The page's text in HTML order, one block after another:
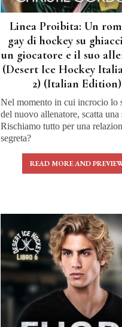
Linea Proibita: Un
gay di hockey su
un giocatore e il suo
(Desert Ice Hockey
2) (Italian Edition)
Nel momento in cui incrocio lo
del nuovo allenatore, scatta una
Rischiamo tutto per una
segreta?
READ MORE AND